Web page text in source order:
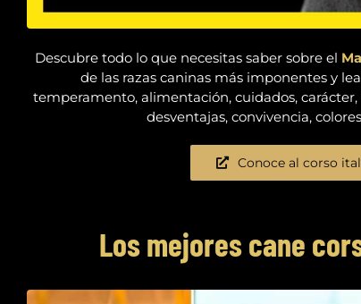
Descubre todo lo que necesitas saber sobre el
de las razas caninas más imponentes y
temperamento, alimentación, cuidados,
desventajas, convivencia,
Conoce al corso
Los mejores cane